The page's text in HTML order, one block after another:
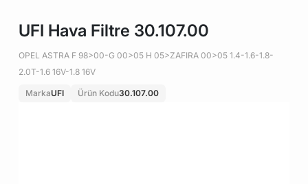
UFI Hava Filtre 30.107.00
OPEL ASTRA F 98>00-G 00>05 H 05>ZAFIRA 00>05 1.4-1.6-1.8-
2.0T-1.6 16V-1.8 16V
MarkaUFI Ürün Kodu30.107.00